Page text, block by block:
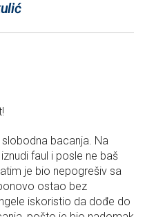
bacanja. Na
faul i posle ne baš
je bio nepogrešiv sa
ostao bez
iskoristio da dođe do